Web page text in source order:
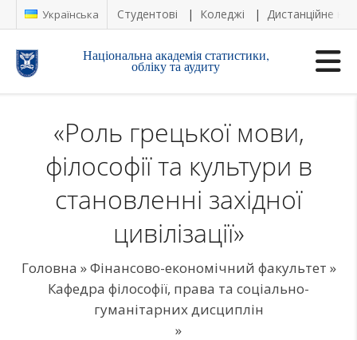
Українська Студентові Коледжі Дистанційне
Національна академія статистики,
обліку та аудиту
«Роль грецької мови,
філософії та культури в
становленні західної
цивілізації»
Головна »Фінансово-економічний факультет »
Кафедра філософії, права та соціально-
гуманітарних дисциплін
»